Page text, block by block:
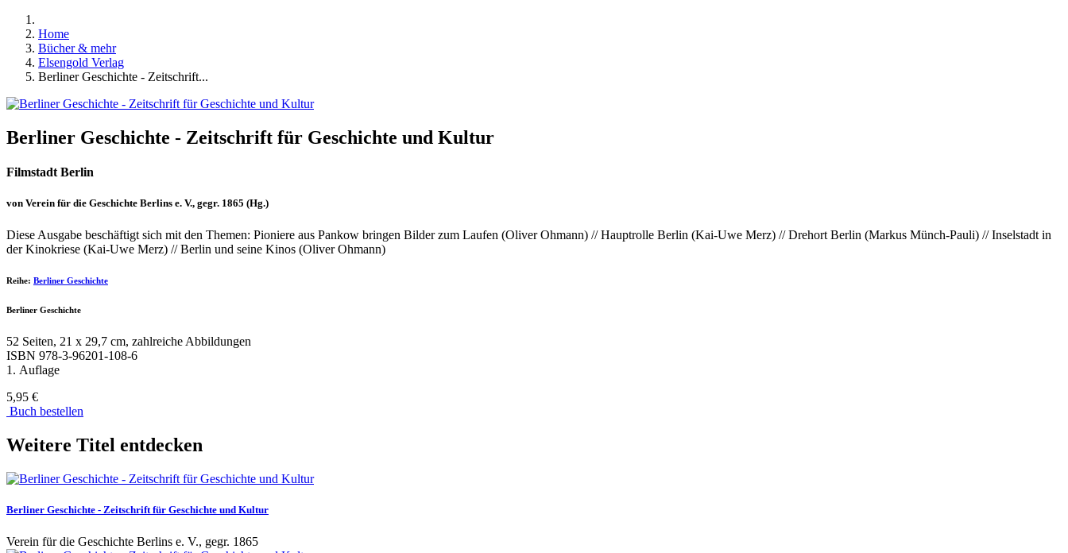
Home
Bücher & mehr
Elsengold Verlag
Berliner Geschichte - Zeitschrift...
Berliner Geschichte - Zeitschrift für Geschichte und Kultur
Filmstadt Berlin
von Verein für die Geschichte Berlins e. V., gegr. 1865 (Hg.)
Diese Ausgabe beschäftigt sich mit den Themen: Pioniere aus Pankow bringen Bilder zum Laufen (Oliver Ohmann) // Hauptrolle Berlin (Kai-Uwe Merz) // Drehort Berlin (Markus Münch-Pauli) // Inselstadt in
der Kinokriese (Kai-Uwe Merz) // Berlin und seine Kinos (Oliver Ohmann)
Reihe: Berliner Geschichte
Berliner Geschichte
52 Seiten, 21 x 29,7 cm, zahlreiche Abbildungen
ISBN 978-3-96201-108-6
1. Auflage
5,95 €
Buch bestellen
Weitere Titel entdecken
Berliner Geschichte - Zeitschrift für Geschichte und Kultur
Verein für die Geschichte Berlins e. V., gegr. 1865